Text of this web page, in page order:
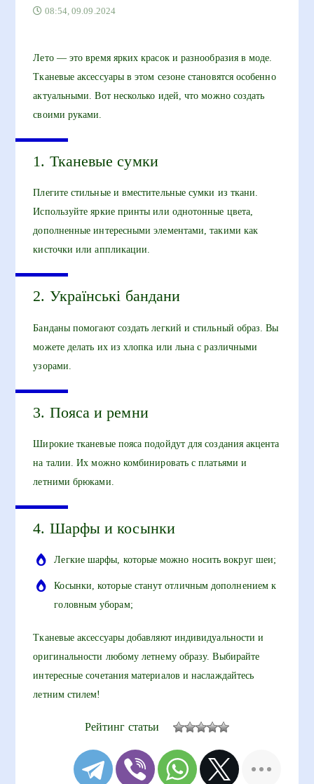
08:54, 09.09.2024
Лето — это время ярких красок и разнообразия в моде.
Тканевые аксессуары в этом сезоне становятся особенно
актуальными. Вот несколько идей, что можно создать
своими руками.
1. Тканевые сумки
Плегите стильные и вместительные сумки из ткани.
Используйте яркие принты или однотонные цвета,
дополненные интересными элементами, такими как
кисточки или аппликации.
2. Українські бандани
Банданы помогают создать легкий и стильный образ. Вы
можете делать их из хлопка или льна с различными
узорами.
3. Пояса и ремни
Широкие тканевые пояса подойдут для создания акцента
на талии. Их можно комбинировать с платьями и
летними брюками.
4. Шарфы и косынки
Легкие шарфы, которые можно носить вокруг шеи;
Косынки, которые станут отличным дополнением к
головным уборам;
Тканевые аксессуары добавляют индивидуальности и
оригинальности любому летнему образу. Выбирайте
интересные сочетания материалов и наслаждайтесь
летним стилем!
Рейтинг статьи